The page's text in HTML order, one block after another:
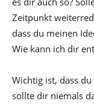
Zeitpunkt
dass du meinen
Wie kann ich dir
Wichtig ist, dass du
sollte dir niemals